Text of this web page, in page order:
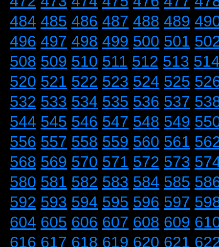
484 485 486 487 488 489
496 497 498 499 500 501
508 509 510 511 512 513
520 521 522 523 524 525
532 533 534 535 536 537
544 545 546 547 548 549
556 557 558 559 560 561
568 569 570 571 572 573
580 581 582 583 584 585
592 593 594 595 596 597
604 605 606 607 608 609
616 617 618 619 620 621